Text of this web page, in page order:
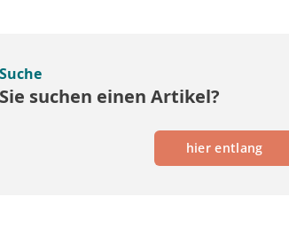
Suche
Sie suchen einen Artikel?
hier entlang